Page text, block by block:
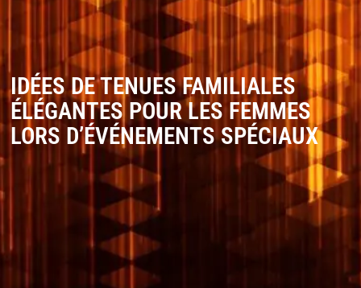
IDÉES DE TENUES FAMILIALES
ÉLÉGANTES POUR LES FEMMES
LORS D’ÉVÉNEMENTS SPÉCIAUX